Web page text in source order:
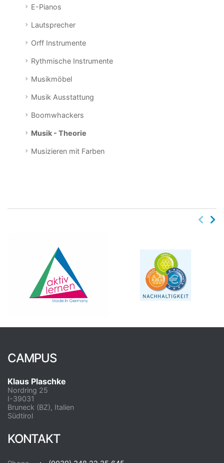
E-Pianos
Lautsprecher
Orff Instrumente
Rythmische Instrumente
Musikmöbel
Musik Ausstattung
Boomwhackers
Musik - Theorie
Musizieren mit Farben
CAMPUS
Klaus Plaschke
Nordring 25
I-39031
Bruneck (BZ), Italien
Südtirol
KONTAKT